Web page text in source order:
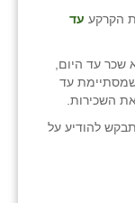
הקרקע עד
שכר עד היום,
שמסתיימת עד
להודיע על